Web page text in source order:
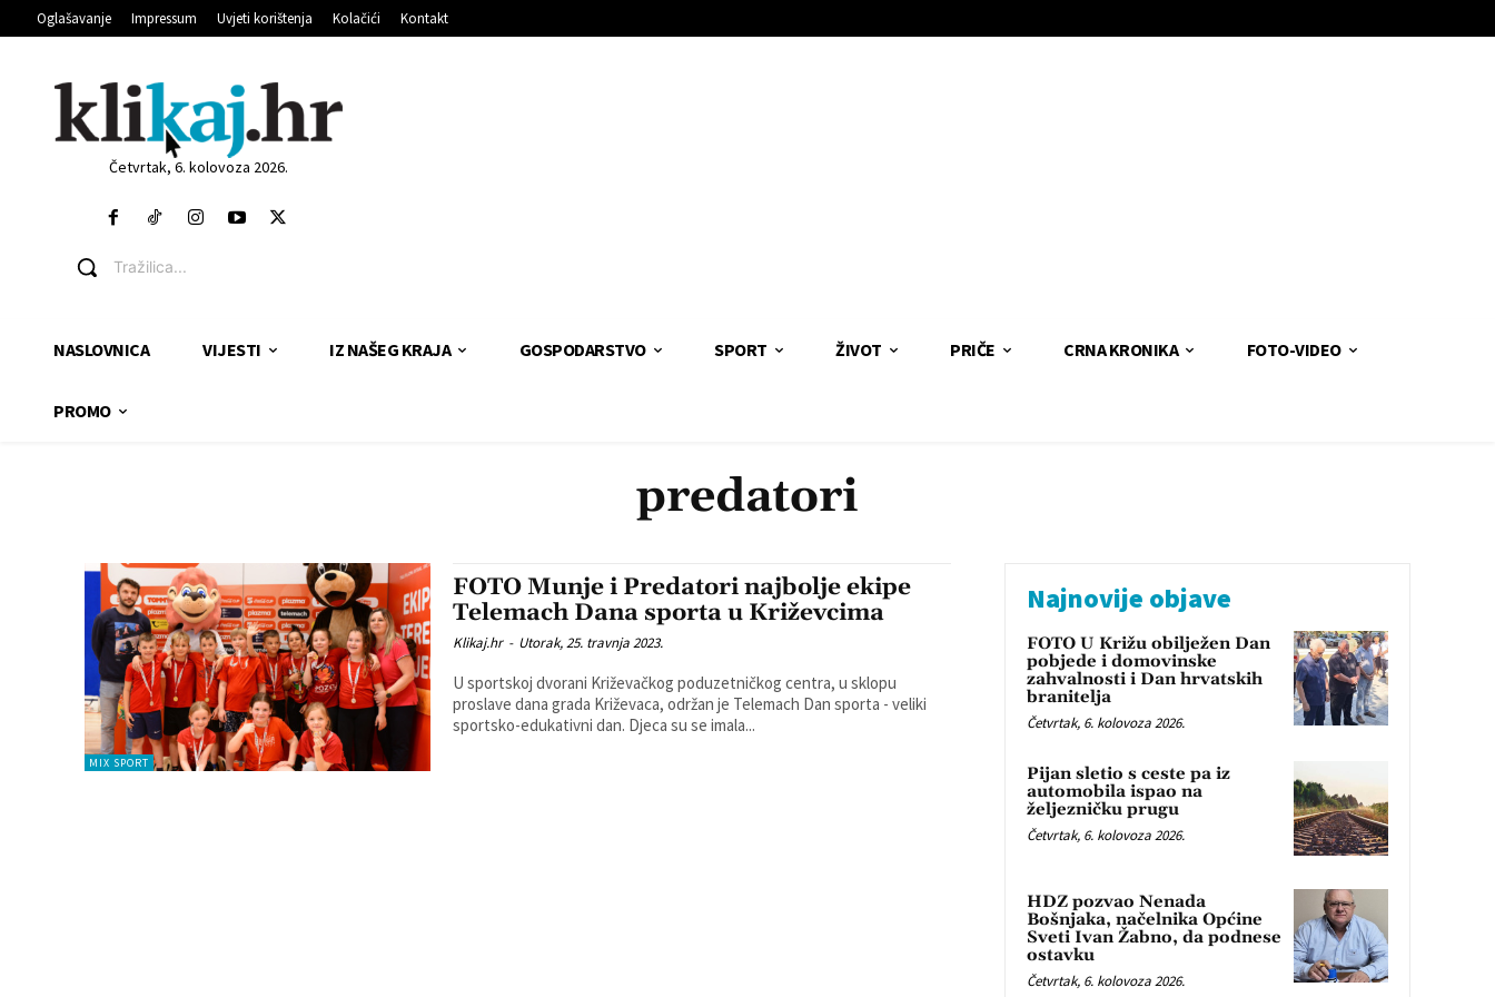
Oglašavanje Impressum Uvjeti korištenja Kolačići Kontakt
Četvrtak, 6. kolovoza 2026.
Tražilica...
NASLOVNICA VIJESTI IZ NAŠEG KRAJA GOSPODARSTVO SPORT ŽIVOT PRIČE CRNA KRONIKA FOTO-VIDEO
PROMO
predatori
MIX SPORT
FOTO Munje i Predatori najbolje ekipe
Telemach Dana sporta u Križevcima
Klikaj.hr - Utorak, 25. travnja 2023.
U sportskoj dvorani Križevačkog poduzetničkog centra, u sklopu
proslave dana grada Križevaca, održan je Telemach Dan sporta - veliki
sportsko-edukativni dan. Djeca su se imala...
Najnovije objave
FOTO U Križu obilježen Dan
pobjede i domovinske
zahvalnosti i Dan hrvatskih
branitelja
Četvrtak, 6. kolovoza 2026.
Pijan sletio s ceste pa iz
automobila ispao na
željezničku prugu
Četvrtak, 6. kolovoza 2026.
HDZ pozvao Nenada
Bošnjaka, načelnika Općine
Sveti Ivan Žabno, da podnese
ostavku
Četvrtak, 6. kolovoza 2026.